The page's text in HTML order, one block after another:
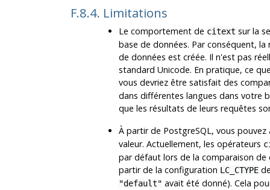
F.8.4. Limitations
Le comportement de citext sur la
base de données. Par conséquent,
de données est créée. Il n'est pas
standard Unicode. En pratique, ce
vous devriez être satisfait des
dans différentes langues dans votre
que les résultats de leurs requêtes
À partir de PostgreSQL, vous
valeur. Actuellement, les opérateurs
par défaut lors de la comparaison de
partir de la configuration LC_CTYPE
"default" avait été donné). Cela